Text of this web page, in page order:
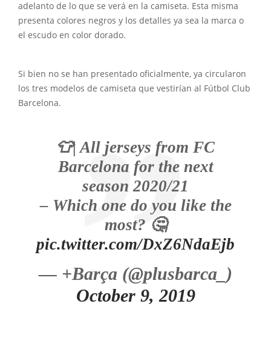
adelanto de lo que se verá en la camiseta. Esta misma
presenta colores negros y los detalles ya sea la marca o
el escudo en color dorado.
Si bien no se han presentado oficialmente, ya circularon
los tres modelos de camiseta que vestirían al Fútbol Club
Barcelona.
👕| All jerseys from FC
Barcelona for the next
season 2020/21
– Which one do you like the
most? 🤔
pic.twitter.com/DxZ6NdaEjb
— +Barça (@plusbarca_)
October 9, 2019